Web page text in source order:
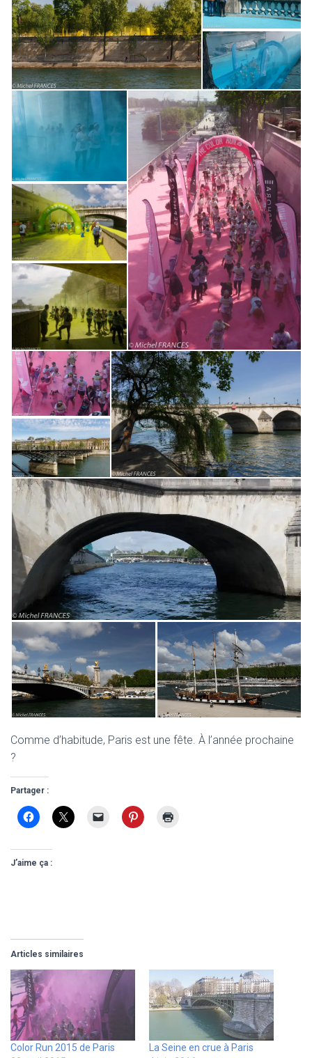
Comme d’habitude, Paris est une fête. À l’année prochaine
?
Partager :
J’aime ça :
Articles similaires
Color Run 2015 de Paris
La Seine en crue à Paris